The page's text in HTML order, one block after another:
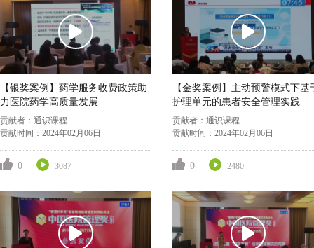
【银奖案例】药学服务收费政策助
力医院药学高质量发展
贡献者： 通识课程
贡献时间： 2024年02月06日
0 3087
【金奖案例】主动预警模式下基
护理单元的患者安全管理实践
贡献者： 通识课程
贡献时间： 2024年02月06日
0 2480